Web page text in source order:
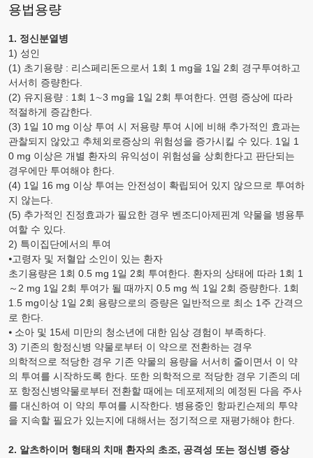
용법용량
1. 정신분열병
1) 성인
(1) 초기용량 : 리스페리돈으로서 1회 1 mg을 1일 2회 경구투여하고
서서히 증량한다.
(2) 유지용량 : 1회 1∼3 mg을 1일 2회 투여한다. 연령 증상에 따라
적절하게 증감한다.
(3) 1일 10 mg 이상 투여 시 저용량 투여 시에 비해 추가적인 효과는
관찰되지 않았고 추체외로증상의 위험성을 증가시킬 수 있다. 1일 1
0 mg 이상은 개별 환자의 유익성이 위험성을 상회한다고 판단되는
경우에만 투여해야 한다.
(4) 1일 16 mg 이상 투여는 안전성이 확립되어 있지 않으므로 투여하
지 않는다.
(5) 추가적인 진정효과가 필요한 경우 벤조디아제핀계 약물을 병용투
여할 수 있다.
2) 특이집단에서의 투여
⦁고령자 및 저혈압 소인이 있는 환자
초기용량은 1회 0.5 mg 1일 2회 투여한다. 환자의 상태에 따라 1회 1
～2 mg 1일 2회 투여가 될 때까지 0.5 mg 씩 1일 2회 증량한다. 1회
1.5 mg이상 1일 2회 용량으로의 증량은 일반적으로 최소 1주 간격으
로 한다.
⦁ 소아 및 15세 미만의 청소년에 대한 임상 경험이 부족하다.
3) 기존의 항정신병 약물로부터 이 약으로 전환하는 경우
의학적으로 적당한 경우 기존 약물의 용량을 서서히 줄이면서 이 약
의 투여를 시작하도록 한다. 또한 의학적으로 적당한 경우 기존의 데
포 항정신병약물로부터 전환할 때에는 데포제제의 예정된 다음 주사
를 대신하여 이 약의 투여를 시작한다. 병용중인 항파킨슨제의 투약
을 지속할 필요가 있는지에 대해서는 정기적으로 재평가해야 한다.
2. 알츠하이머 형태의 치매 환자의 초조, 공격성 또는 정신병 증상